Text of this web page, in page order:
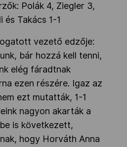
Polák 4, Ziegler 3,
és Takács 1-1
vezető edzője:
bár hozzá kell tenni,
elég fáradtnak
ezen részére. Igaz az
ezt mutatták, 1-1
nagyon akarták a
is következett,
hogy Horváth Anna